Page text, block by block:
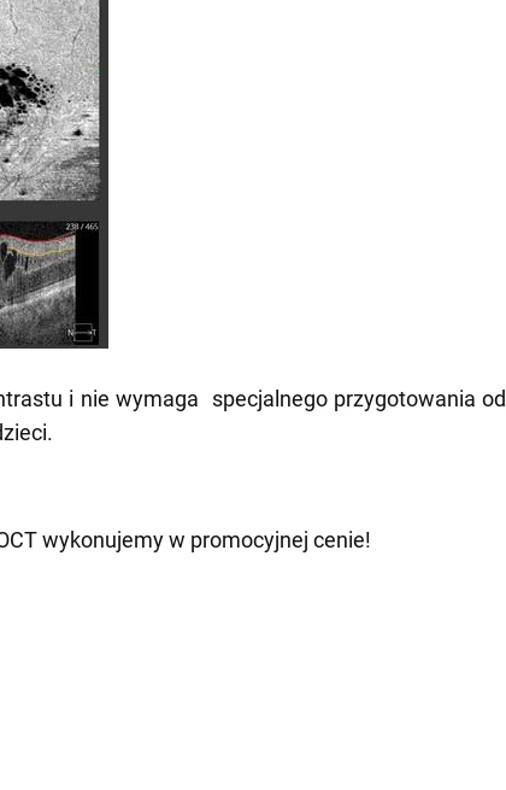
i nie wymaga specjalnego przygotowania od
wykonujemy w promocyjnej cenie!